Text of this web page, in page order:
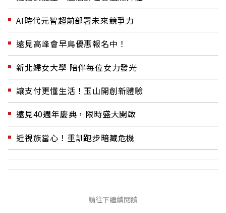
AI時代元智超前部署未來競爭力
遠見高峰會早鳥優惠報名中！
新北婦女大學 陪伴每位女力發光
讓支付更懂生活！玉山開創新體驗
遠見40週年慶典，限時盛大開啟
近視族當心！重訓跑步暗藏危機
請往下繼續閱讀